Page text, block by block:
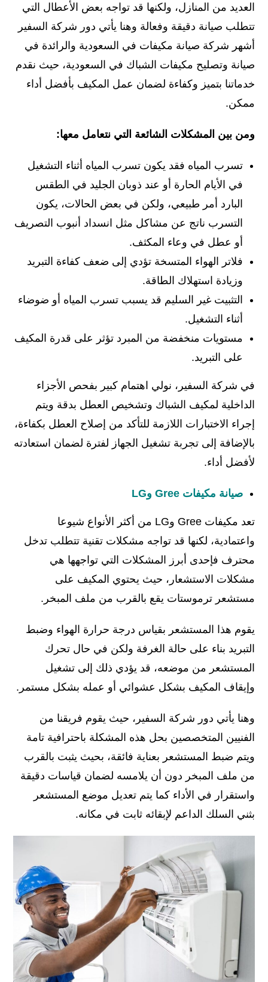
العديد من المنازل، ولكنها قد تواجه بعض الأعطال التي
تتطلب صيانة دقيقة وفعالة وهنا يأتي دور شركة السفير
أشهر شركة صيانة مكيفات في السعودية والرائدة في
صيانة وتصليح مكيفات الشباك في السعودية، حيث نقدم
خدماتنا بتميز وكفاءة لضمان عمل المكيف بأفضل أداء
ممكن.
ومن بين المشكلات الشائعة التي نتعامل معها:
تسرب المياه فقد يكون تسرب المياه أثناء التشغيل
في الأيام الحارة أو عند ذوبان الجليد في الطقس
البارد أمر طبيعي، ولكن في بعض الحالات، يكون
التسرب ناتج عن مشاكل مثل انسداد أنبوب التصريف
أو عطل في وعاء المكثف.
فلاتر الهواء المتسخة تؤدي إلى ضعف كفاءة التبريد
وزيادة استهلاك الطاقة.
التثبيت غير السليم قد يسبب تسرب المياه أو ضوضاء
أثناء التشغيل.
مستويات منخفضة من المبرد تؤثر على قدرة المكيف
على التبريد.
في شركة السفير، نولي اهتمام كبير بفحص الأجزاء
الداخلية لمكيف الشباك وتشخيص العطل بدقة ويتم
إجراء الاختبارات اللازمة للتأكد من إصلاح العطل بكفاءة،
بالإضافة إلى تجربة تشغيل الجهاز لفترة لضمان استعادته
لأفضل أداء.
صيانة مكيفات Gree وLG
تعد مكيفات Gree وLG من أكثر الأنواع شيوعا
واعتمادية، لكنها قد تواجه مشكلات تقنية تتطلب تدخل
محترف فإحدى أبرز المشكلات التي تواجهها هي
مشكلات الاستشعار، حيث يحتوي المكيف على
مستشعر ترموستات يقع بالقرب من ملف المبخر.
يقوم هذا المستشعر بقياس درجة حرارة الهواء وضبط
التبريد بناء على حالة الغرفة ولكن في حال تحرك
المستشعر من موضعه، قد يؤدي ذلك إلى تشغيل
وإيقاف المكيف بشكل عشوائي أو عمله بشكل مستمر.
وهنا يأتي دور شركة السفير، حيث يقوم فريقنا من
الفنيين المتخصصين بحل هذه المشكلة باحترافية تامة
ويتم ضبط المستشعر بعناية فائقة، بحيث يثبت بالقرب
من ملف المبخر دون أن يلامسه لضمان قياسات دقيقة
واستقرار في الأداء كما يتم تعديل موضع المستشعر
بثني السلك الداعم لإبقائه ثابت في مكانه.